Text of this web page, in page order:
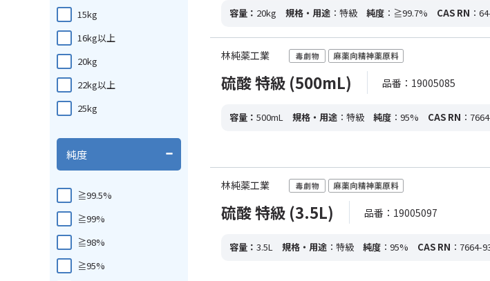
15kg
16kg以上
20kg
22kg以上
25kg
純度
≧99.5%
≧99%
≧98%
≧95%
容量： 20kg 規格・用途 ：特級 純度 ：≧99.7% CAS RN ：
林純薬工業
硫酸 特級 (500mL) 品番：19005085
容量： 500mL 規格・用途 ：特級 純度 ：95% CAS RN ：
林純薬工業
硫酸 特級 (3.5L) 品番：19005097
容量： 3.5L 規格・用途 ：特級 純度 ：95% CAS RN ：7664-